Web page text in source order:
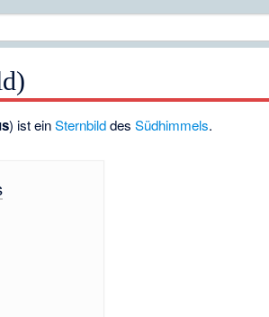
) ist einSternbilddesSüdhimmels.